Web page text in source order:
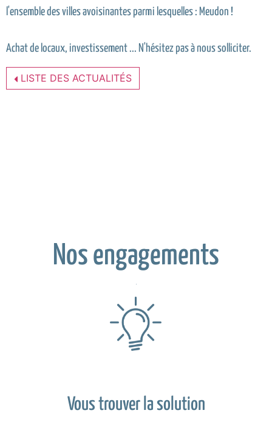
l'ensemble des villes avoisinantes parmi lesquelles : Meudon !
Achat de locaux, investissement ... N'hésitez pas à nous solliciter.
LISTE DES ACTUALITÉS
Nos engagements
Vous trouver la solution